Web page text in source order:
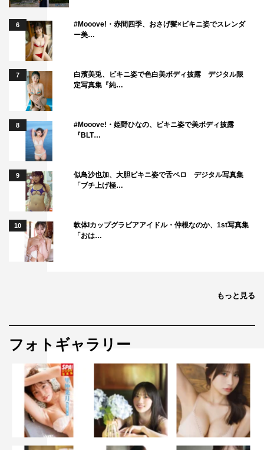
6
#Mooove!・赤間四季、おさげ髪×ビキニ姿でスレンダ
ー美…
7
白濱美兎、ビキニ姿で色白美ボディ披露 デジタル限
定写真集『純…
8
#Mooove!・姫野ひなの、ビキニ姿で美ボディ披露
『BLT…
9
似鳥沙也加、大胆ビキニ姿で舌ペロ デジタル写真集
「ブチ上げ極…
10
軟体Iカップグラビアアイドル・仲根なのか、1st写真集
「おは…
もっと見る
フォトギャラリー